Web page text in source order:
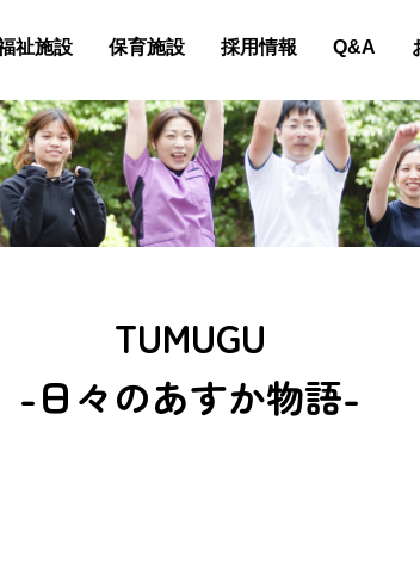
祉施設 保育施設 採用情報 Q&A
TUMUGU
-日々のあすか物語-